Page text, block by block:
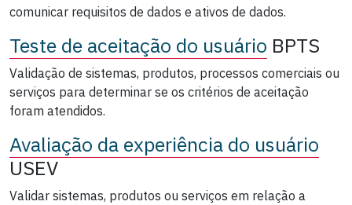
comunicar requisitos de dados e ativos de dados.
Teste de aceitação do usuário BPTS
Validação de sistemas, produtos, processos comerciais ou
serviços para determinar se os critérios de aceitação
foram atendidos.
Avaliação da experiência do usuário
USEV
Validar sistemas, produtos ou serviços em relação a